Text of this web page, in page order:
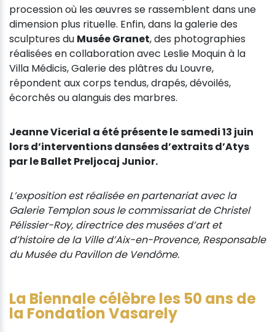
procession où les œuvres se rassemblent dans une
dimension plus rituelle. Enfin, dans la galerie des
sculptures du Musée Granet, des photographies
réalisées en collaboration avec Leslie Moquin à la
Villa Médicis, Galerie des plâtres du Louvre,
répondent aux corps tendus, drapés, dévoilés,
écorchés ou alanguis des marbres.
Jeanne Vicerial a été présente le samedi 13 juin
lors d’interventions dansées d’extraits d’Atys
par le Ballet Preljocaj Junior.
L’exposition est réalisée en partenariat avec la
Galerie Templon sous le commissariat de Christel
Pélissier-Roy, directrice des musées d’art et
d’histoire de la Ville d’Aix-en-Provence, Responsable
du Musée du Pavillon de Vendôme.
La Biennale célèbre les 50 ans de
la Fondation Vasarely